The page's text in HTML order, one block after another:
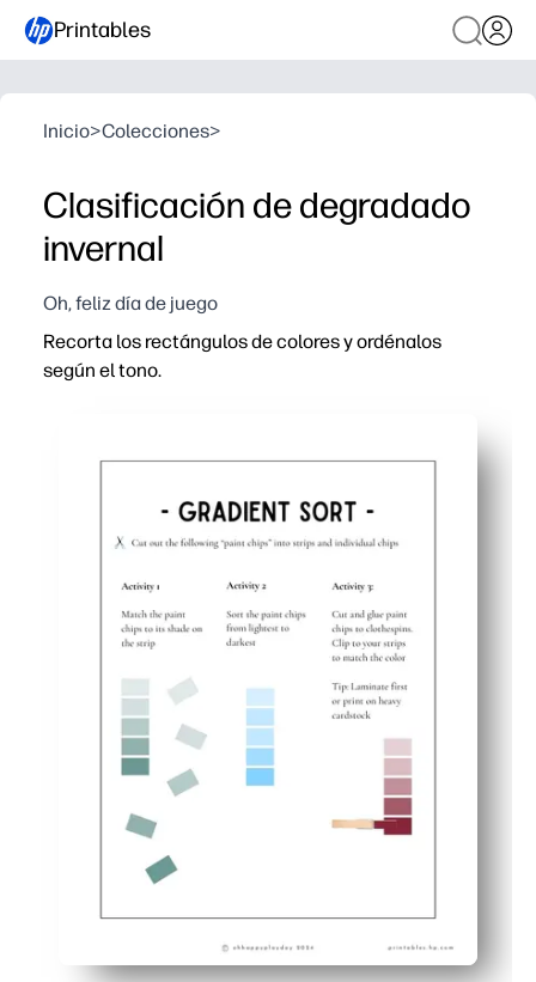
Printables
Inicio>Colecciones>
Clasificación de degradado
invernal
Oh, feliz día de juego
Recorta los rectángulos de colores y ordénalos
según el tono.
Desarrolla la discriminación visual y el vocabulario
Fácil de adaptar: puedes usar menos o más piezas,